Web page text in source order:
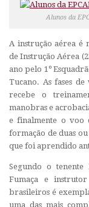
Alunos da
A instrução aérea é
de Instrução Aérea
ano pelo 1º
Tucano. As fases
recebe o
manobras e
e finalmente o voo
formação de duas
que foi aprendido
Segundo o
Fumaça e
brasileiros é
uma das mais